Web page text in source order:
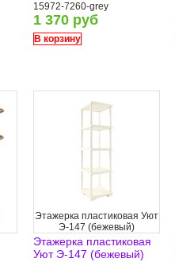
15972-7260-grey
1 370 руб
В корзину
Этажерка пластиковая Уют
Э-147 (бежевый)
Этажерка пластиковая
Уют Э-147 (бежевый)